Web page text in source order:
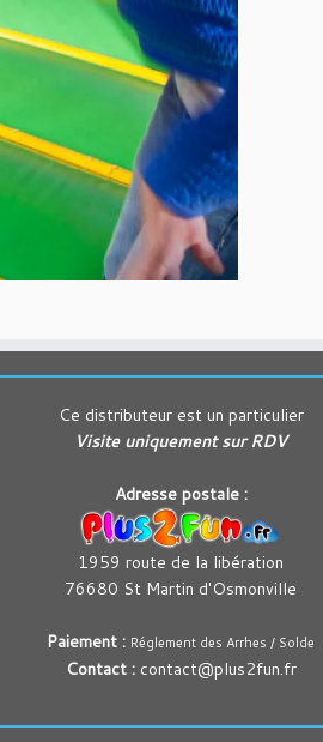
Ce distributeur est un particulier
Visite uniquement sur RDV
Adresse postale :
1959 route de la libération
76680 St Martin d'Osmonville
Paiement : Réglement des Arrhes / Solde
Contact :contact@plus2fun.fr